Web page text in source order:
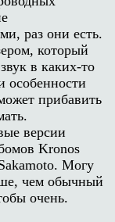
раз они есть.
который
в каких-то
особенности
прибавить
версии
Kronos
Могу
чем обычный
очень.